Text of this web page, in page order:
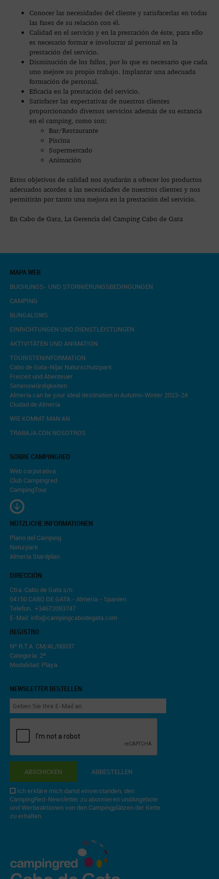
Conocer las necesidades del cliente y satisfacerlas en todas
las fases de su relación con él.
Calidad en el servicio y en la prestación de éste, para ello
es necesario formar e involucrar al personal en la
prestación del servicio.
Disminución de los fallos, por lo que es necesario que cada
uno mejore su propio trabajo. Implantar una adecuada
formación de personal.
Eficacia en la prestación del servicio.
Satisfacer las expectativas de nuestros clientes
proporcionando diversos servicios además de su estancia
en el camping, como son:
Bar/Restaurante
Piscina
Supermercado
Animación
Estos objetivos de calidad nos ayudarán a ofrecer los productos
adecuados acordes a las necesidades de nuestros clientes y nos
permitirán por tanto una mejora en la prestación del servicio.
En Cabo de Gata, La Gerencia del Camping Cabo de Gata
MAPA WEB
BUCHUNGS- UND STORNIERUNGSBEDINGUNGEN
CAMPING
BUNGALOWS
EINRICHTUNGEN UND DIENSTLEISTUNGEN
AKTIVITÄTEN UND ANIMATION
TOURISTENINFORMATION
Cabo de Gata-Níjar Naturschutzpark
Freizeit und Abenteuer
Sehenswürdigkeiten
Almería can be your ideal destination in Autumn-Winter 2023-24
Ciudad de Almería
WIE KOMMT MAN AN
TRABAJA CON NOSOTROS
SOBRE CAMPINGRED
Web corporativa
Club Campingred
CampingTour
NÜTZLICHE INFORMATIONEN
Plano del Camping
Naturpark
Almería Stardplan
DIRECCIÓN
Ctra. Cabo de Gata s/n
04150 CABO DE GATA - Almería - Spanien.
Telefon. .+34672093747
E-Mail: info@campingcabodegata.com
REGISTRO
Nº R.T.A. CM/AL/00037
Categoría: 2ª
Modalidad: Playa
NEWSLETTER BESTELLEN
ABSCHICKEN ABBESTELLEN
Ich erkläre mich damit einverstanden, den
CampingRed-Newsletter zu abonnieren undAngebote
und Werbeaktionen von den Campingplätzen der Kette
zu erhalten.
campingred